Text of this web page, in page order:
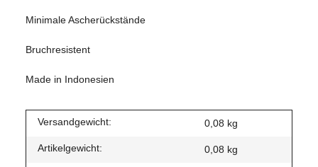
Minimale Ascherückstände
Bruchresistent
Made in Indonesien
Versandgewicht: 0,08 kg
Artikelgewicht: 0,08 kg